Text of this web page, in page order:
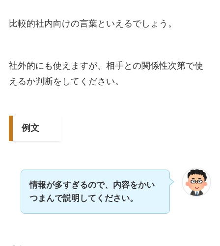
比較的社内向けの言葉といえるでしょう。
社外的にも使えますが、相手との関係性次第で使
えるか判断をしてください。
例文
情報が多すぎるので、内容をかい
つまんで説明してください。